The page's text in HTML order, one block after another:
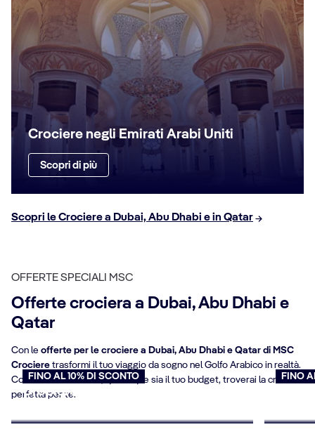
Crociere negli Emirati Arabi Uniti
Scopri di più
Scopri le Crociere a Dubai, Abu Dhabi e in Qatar
OFFERTE SPECIALI MSC
Offerte crociera a Dubai, Abu Dhabi e
Qatar
Con le offerte per le crociere a Dubai, Abu Dhabi e Qatar di MSC
Crociere trasformi il tuo viaggio da sogno nel Golfo Arabico in realtà.
Con le nostre offerte, qualunque sia il tuo budget, troverai la crociera
perfetta per te.
FINO AL 10% DI SCONTO
Crociere per over 65
FINO